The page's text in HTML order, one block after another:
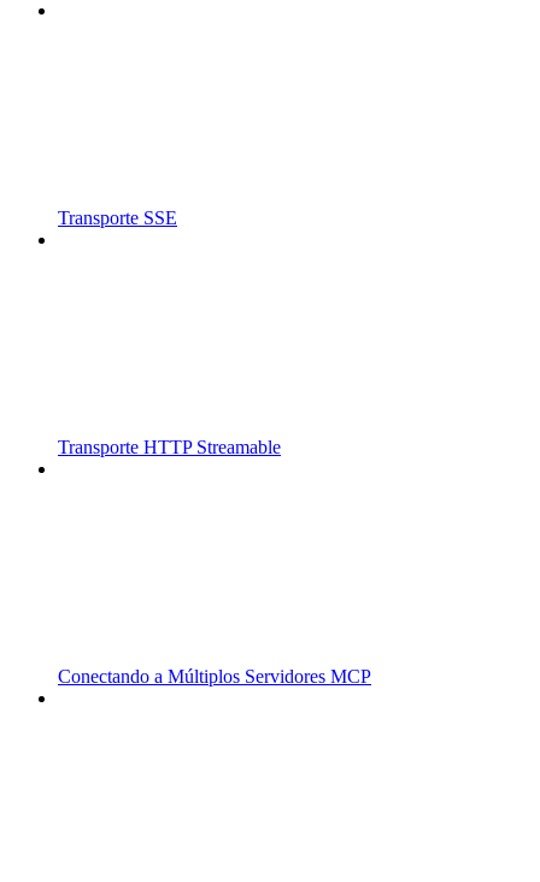
Transporte SSE
Transporte HTTP Streamable
Conectando a Múltiplos Servidores MCP